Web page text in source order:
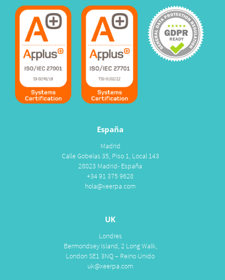
España
Madrid
Calle Gobelas 35, Piso 1, Local 143
28023 Madrid- España
+34 91 375 9628
hola@xeerpa.com
UK
Londres
Bermondsey Island, 2 Long Walk,
London SE1 3NQ – Reino Unido
uk@xeerpa.com